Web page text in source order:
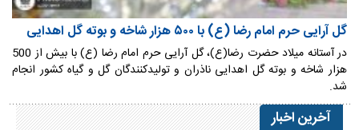
گل آرایی حرم امام رضا (ع) با ۵۰۰ هزار شاخه و بوته گل اهدایی
در آستانه میلاد حضرت رضا(ع)، گل آرایی حرم امام رضا (ع) با بیش از 500
هزار شاخه و بوته گل اهدایی ناذران و تولیدکنندگان گل و گیاه کشور انجام
شد.
آخرین اخبار